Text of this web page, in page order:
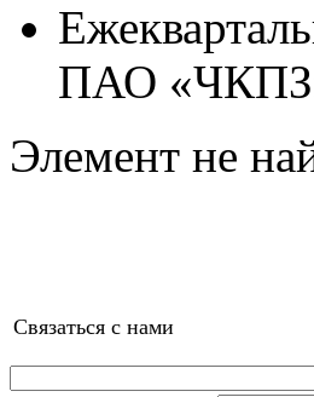
ПАО «ЧКПЗ»
Элемент не
Связаться с нами